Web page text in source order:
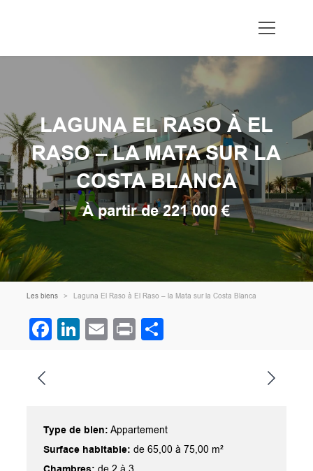
LAGUNA EL RASO À EL
RASO – LA MATA SUR LA
COSTA BLANCA
À partir de 221 000 €
Les biens Laguna El Raso à El Raso – la Mata sur la Costa Blanca
Facebook
LinkedIn
Email
Print
Type de bien: Appartement
Surface habitable: de 65,00 à 75,00 m²